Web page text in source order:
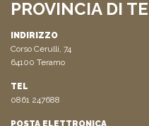
PROVINCIA DI
INDIRIZZO
Corso Cerulli, 74
64100 Teramo
TEL
0861 247688